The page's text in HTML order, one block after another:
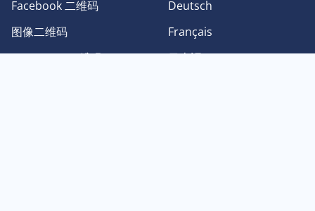
Facebook 二维码
图像二维码
Instagram 二维码
Deutsch
Français
日本語